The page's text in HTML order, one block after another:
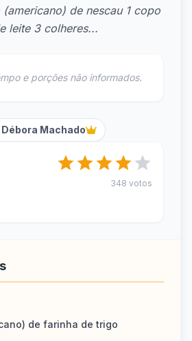
de nescau 1 copo
leite 3 colheres...
e porções não informados.
Débora Machado
348 votos
de farinha de trigo